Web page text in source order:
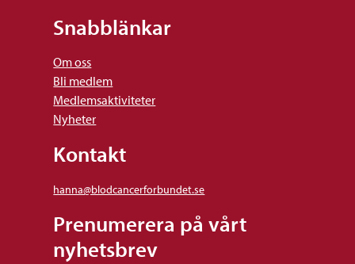
Snabblänkar
Om oss
Bli medlem
Medlemsaktiviteter
Nyheter
Kontakt
hanna@blodcancerforbundet.se
Prenumerera på vårt
nyhetsbrev